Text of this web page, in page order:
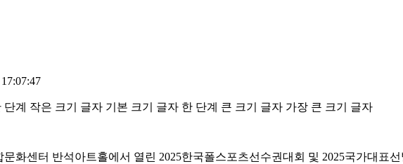
단계 작은 크기 글자 기본 크기 글자 한 단계 큰 크기 글자 가장 큰 크기 글자
화센터 반석아트홀에서 열린 2025한국폴스포츠선수권대회 및 2025국가대표